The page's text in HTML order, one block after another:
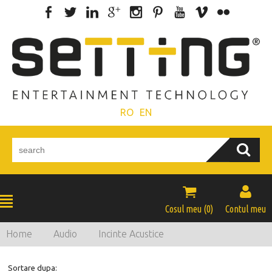
RO EN

Cosul meu (0)

Contul meu
Home Audio Incinte Acustice
Sortare dupa: